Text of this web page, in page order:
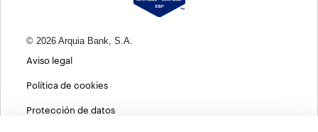
© 2026 Arquia Bank, S.A.
Aviso legal
Política de cookies
Protección de datos